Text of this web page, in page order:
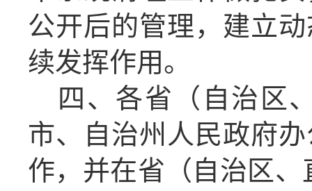
公开后的管理，建立
续发挥作用。
四、各省（自治区
市、自治州人民政府
作，并在省（自治区